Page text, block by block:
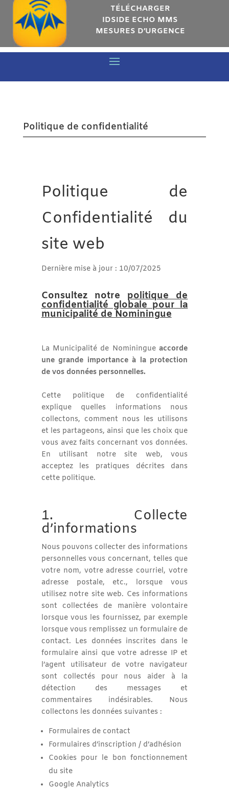
TÉLÉCHARGER
IDSIDE ECHO MMS
MESURES D’URGENCE
Politique de confidentialité
Politique de
Confidentialité du
site web
Dernière mise à jour : 10/07/2025
Consultez notre politique de
confidentialité globale pour la
municipalité de Nominingue
La Municipalité de Nominingueaccorde
une grande importance à la protection
de vos données personnelles.
Cette politique de confidentialité
explique quelles informations nous
collectons, comment nous les utilisons
et les partageons, ainsi que les choix que
vous avez faits concernant vos données.
En utilisant notre site web, vous
acceptez les pratiques décrites dans
cette politique.
1. Collecte
d’informations
Nous pouvons collecter des informations
personnelles vous concernant, telles que
votre nom, votre adresse courriel, votre
adresse postale, etc., lorsque vous
utilisez notre site web. Ces informations
sont collectées de manière volontaire
lorsque vous les fournissez, par exemple
lorsque vous remplissez un formulaire de
contact. Les données inscrites dans le
formulaire ainsi que votre adresse IP et
l’agent utilisateur de votre navigateur
sont collectés pour nous aider à la
détection des messages et
commentaires indésirables. Nous
collectons les données suivantes :
Formulaires de contact
Formulaires d’inscription / d’adhésion
Cookies pour le bon fonctionnement
du site
Google Analytics